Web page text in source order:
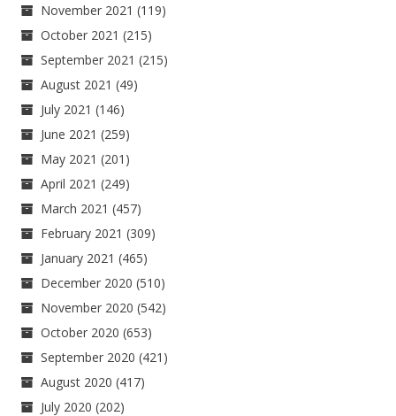
November 2021 (119)
October 2021 (215)
September 2021 (215)
August 2021 (49)
July 2021 (146)
June 2021 (259)
May 2021 (201)
April 2021 (249)
March 2021 (457)
February 2021 (309)
January 2021 (465)
December 2020 (510)
November 2020 (542)
October 2020 (653)
September 2020 (421)
August 2020 (417)
July 2020 (202)